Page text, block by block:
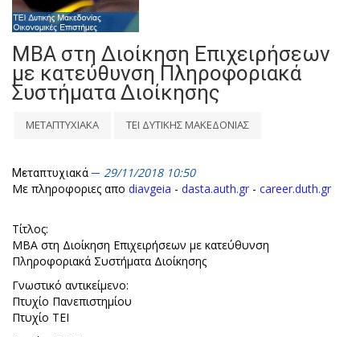
ΜΒΑ στη Διοίκηση Επιχειρήσεων
με κατεύθυνση Πληροφοριακά
Συστήματα Διοίκησης
ΜΕΤΑΠΤΥΧΙΑΚΑ ΤΕΙ ΔΥΤΙΚΗΣ ΜΑΚΕΔΟΝΙΑΣ
Μεταπτυχιακά
29/11/2018 10:50
Με πληροφοριες απο diavgeia - dasta.auth.gr - career.duth.gr
Τίτλος:
ΜΒΑ στη Διοίκηση Επιχειρήσεων με κατεύθυνση
Πληροφοριακά Συστήματα Διοίκησης
Γνωστικό αντικείμενο:
Πτυχίο Πανεπιστημίου
Πτυχίο ΤΕΙ